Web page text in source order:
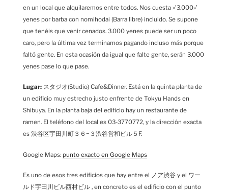
en un local que alquilaremos entre todos. Nos cuesta »’3.000»’
yenes por barba con nomihodai (Barra libre) incluido. Se supone
que tenéis que venir cenados. 3.000 yenes puede ser un poco
caro, pero la última vez terminamos pagando incluso más porque
faltó gente. En esta ocasión da igual que falte gente, serán 3.000
yenes pase lo que pase.
Lugar: スタジオ(Studio) Cafe&Dinner. Está en la quinta planta de
un edificio muy estrecho justo enfrente de Tokyu Hands en
Shibuya. En la planta baja del edificio hay un restaurante de
ramen. El teléfono del local es 03-3770772, y la dirección exacta
es 渋谷区宇田川町３６−３渋谷営和ビル５F.
Google Maps: punto exacto en Google Maps
Es uno de esos tres edificios que hay entre el ノア渋谷 y el ワー
ルド宇田川ビル西村ビル , en concreto es el edificio con el punto